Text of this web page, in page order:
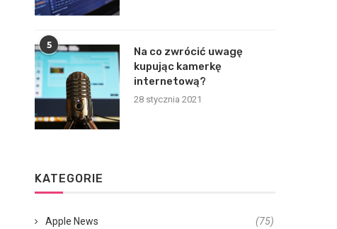
5
Na co zwrócić uwagę
kupując kamerkę
internetową?
28 stycznia 2021
KATEGORIE
Apple News (75)